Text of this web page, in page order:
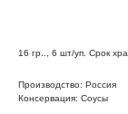
16 гр.., 6 шт/уп. Срок
Производство: Россия
Консервация: Соусы